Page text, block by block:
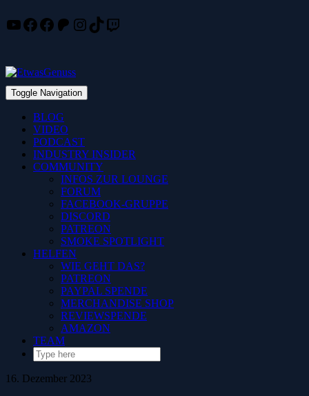
Skip
YouTube
Facebook
Facebook
Patreon
Instagram
TikTok
Twitch
Toggle Navigation
BLOG
VIDEO
PODCAST
INDUSTRY INSIDER
COMMUNITY
INFOS ZUR LOUNGE
FORUM
FACEBOOK-GRUPPE
DISCORD
PATREON
SMOKE SPOTLIGHT
HELFEN
WIE GEHT DAS?
PATREON
PAYPAL SPENDE
MERCHANDISE SHOP
REVIEWSPENDE
AMAZON
TEAM
16. Dezember 2023